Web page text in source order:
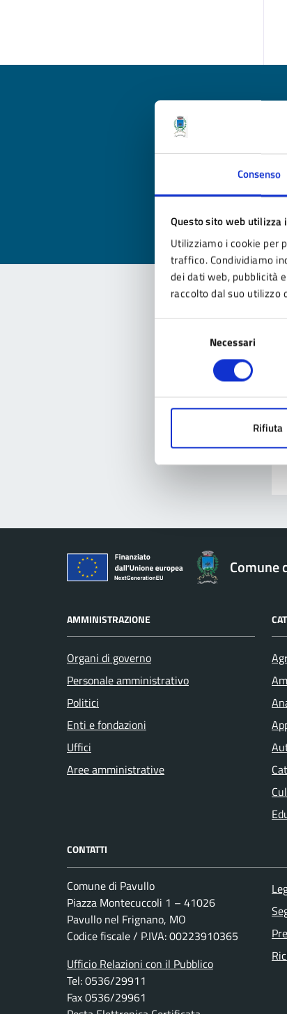
Consenso
Questo sito web utilizza
Utilizziamo i cookie per
traffico. Condividiamo
dei dati web, pubblicità
raccolto dal suo utilizzo
Necessari
Rifiuta
Comune
AMMINISTRAZIONE
Organi di governo
Personale amministrativo
Politici
Enti e fondazioni
Uffici
Aree amministrative
CONTATTI
Comune di Pavullo
Piazza Montecuccoli 1 – 41026
Pavullo nel Frignano, MO
Codice fiscale / P.IVA: 00223910365
Ufficio Relazioni con il Pubblico
Tel: 0536/29911
Fax 0536/29961